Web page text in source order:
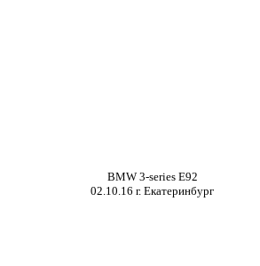
BMW 3-series E92
02.10.16 г. Екатеринбург